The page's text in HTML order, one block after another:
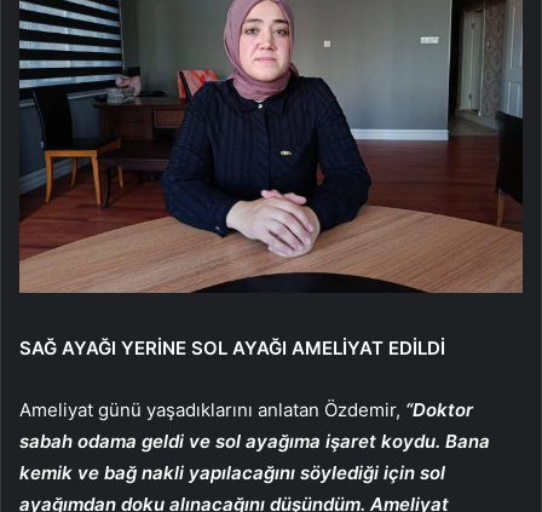
SAĞ AYAĞI YERİNE SOL AYAĞI AMELİYAT EDİLDİ
Ameliyat günü yaşadıklarını anlatan Özdemir, “Doktor
sabah odama geldi ve sol ayağıma işaret koydu. Bana
kemik ve bağ nakli yapılacağını söylediği için sol
ayağımdan doku alınacağını düşündüm. Ameliyat